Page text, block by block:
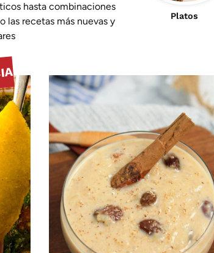
hasta combinaciones
las recetas más nuevas y
Platos